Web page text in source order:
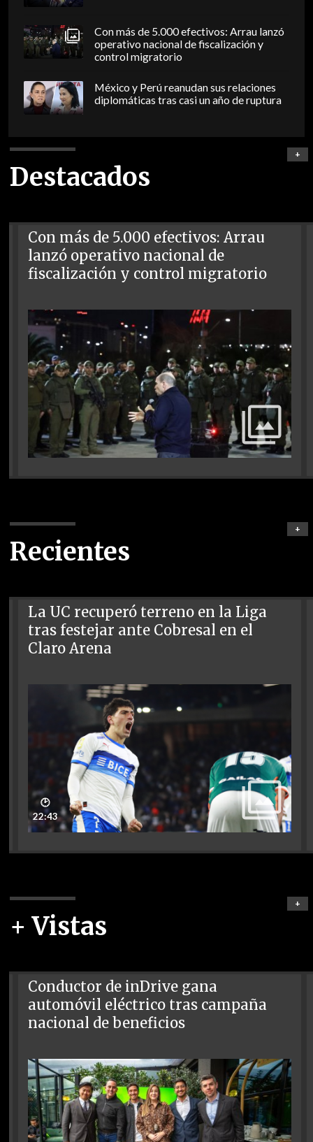
Con más de 5.000 efectivos: Arrau lanzó
operativo nacional de fiscalización y
control migratorio
México y Perú reanudan sus relaciones
diplomáticas tras casi un año de ruptura
Destacados
+
Con más de 5.000 efectivos: Arrau
lanzó operativo nacional de
fiscalización y control migratorio
Recientes
+
La UC recuperó terreno en la Liga
tras festejar ante Cobresal en el
Claro Arena
🕑
22:43
+ Vistas
+
Conductor de inDrive gana
automóvil eléctrico tras campaña
nacional de beneficios